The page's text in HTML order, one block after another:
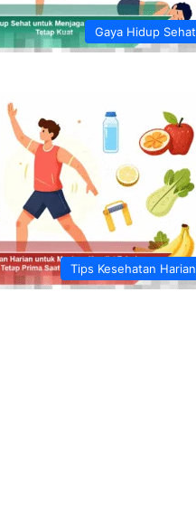
Gaya Hidup Sehat
Tips Kesehatan Harian